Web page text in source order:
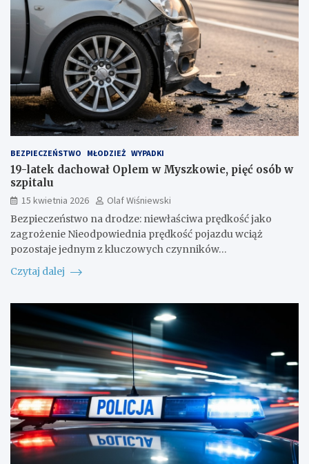
BEZPIECZEŃSTWO MŁODZIEŻ WYPADKI
19-latek dachował Oplem w Myszkowie, pięć osób w
szpitalu
15 kwietnia 2026
Olaf Wiśniewski
Bezpieczeństwo na drodze: niewłaściwa prędkość jako
zagrożenie Nieodpowiednia prędkość pojazdu wciąż
pozostaje jednym z kluczowych czynników…
Czytaj dalej